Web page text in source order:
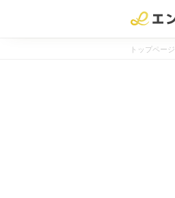
トップページ